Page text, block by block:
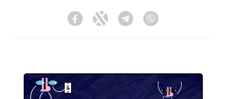
FacebookTwitter Telegram